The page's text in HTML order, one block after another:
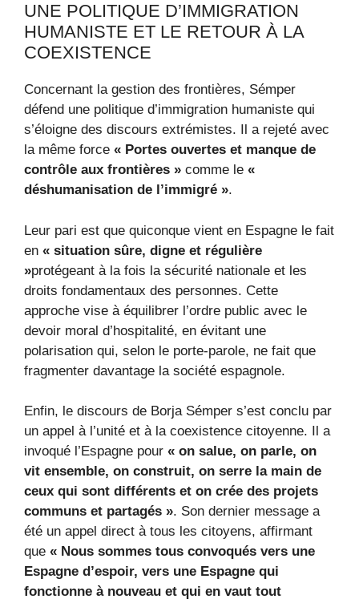
UNE POLITIQUE D’IMMIGRATION
HUMANISTE ET LE RETOUR À LA
COEXISTENCE
Concernant la gestion des frontières, Sémper
défend une politique d’immigration humaniste qui
s’éloigne des discours extrémistes. Il a rejeté avec
la même force « Portes ouvertes et manque de
contrôle aux frontières » comme le «
déshumanisation de l’immigré ».
Leur pari est que quiconque vient en Espagne le fait
en « situation sûre, digne et régulière
»protégeant à la fois la sécurité nationale et les
droits fondamentaux des personnes. Cette
approche vise à équilibrer l’ordre public avec le
devoir moral d’hospitalité, en évitant une
polarisation qui, selon le porte-parole, ne fait que
fragmenter davantage la société espagnole.
Enfin, le discours de Borja Sémper s’est conclu par
un appel à l’unité et à la coexistence citoyenne. Il a
invoqué l’Espagne pour « on salue, on parle, on
vit ensemble, on construit, on serre la main de
ceux qui sont différents et on crée des projets
communs et partagés ». Son dernier message a
été un appel direct à tous les citoyens, affirmant
que « Nous sommes tous convoqués vers une
Espagne d’espoir, vers une Espagne qui
fonctionne à nouveau et qui en vaut tout